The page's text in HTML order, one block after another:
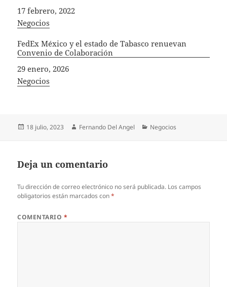
Fecha
17 febrero, 2022
In relation to
Negocios
FedEx México y el estado de Tabasco renuevan
Convenio de Colaboración
Fecha
29 enero, 2026
In relation to
Negocios
Publicado
18 julio, 2023 Autor
Fernando Del Angel Categorías
Negocios
Deja un comentario
Tu dirección de correo electrónico no será publicada. Los campos
obligatorios están marcados con*
COMENTARIO *